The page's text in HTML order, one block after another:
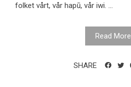
folket vårt, vår hapū, vår iwi. ...
Read More
SHARE